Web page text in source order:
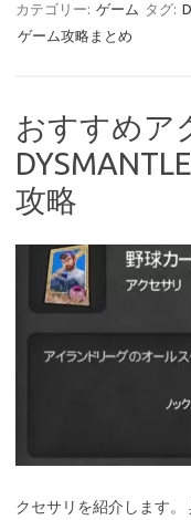
カテゴリー: ゲーム タグ:
ゲーム攻略まとめ
おすすめア
攻略
クセサリを紹介します。